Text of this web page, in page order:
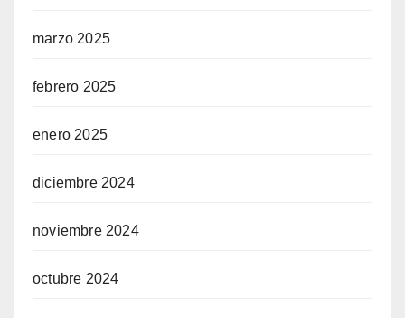
marzo 2025
febrero 2025
enero 2025
diciembre 2024
noviembre 2024
octubre 2024